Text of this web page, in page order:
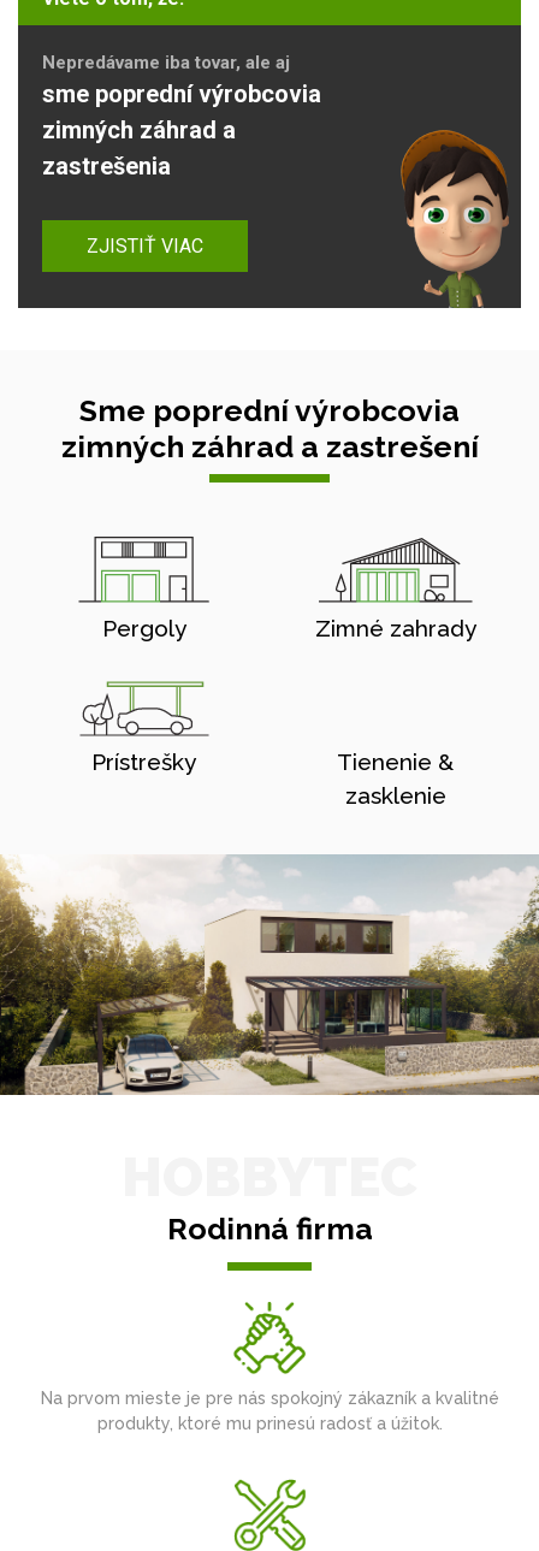
Nepredávame iba tovar, ale aj
sme poprední výrobcovia
zimných záhrad a
zastrešenia
ZJISTIŤ VIAC
Sme poprední výrobcovia
zimných záhrad a zastrešení
Pergoly Zimné zahrady
Prístrešky
Tienenie &
zasklenie
Rodinná firma
Na prvom mieste je pre nás spokojný zákazník a kvalitné
produkty, ktoré mu prinesú radosť a úžitok.